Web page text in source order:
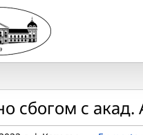
сбогом с акад.